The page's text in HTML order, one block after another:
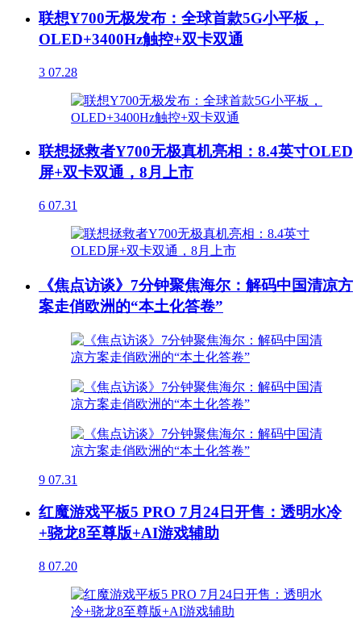
联想Y700无极发布：全球首款5G小平板，
OLED+3400Hz触控+双卡双通
3 07.28
联想拯救者Y700无极真机亮相：8.4英寸OLED
屏+双卡双通，8月上市
6 07.31
《焦点访谈》7分钟聚焦海尔：解码中国清凉方
案走俏欧洲的“本土化答卷”
9 07.31
红魔游戏平板5 PRO 7月24日开售：透明水冷
+骁龙8至尊版+AI游戏辅助
8 07.20